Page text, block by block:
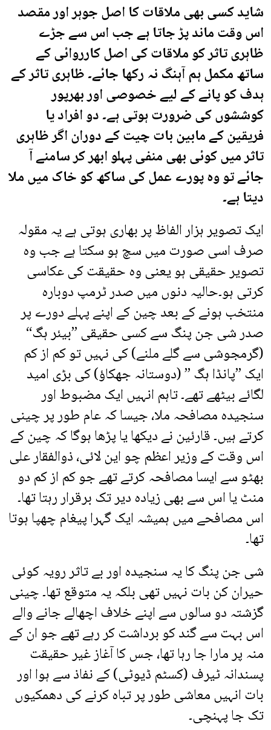
شاید کسی بھی ملاقات کا اصل جوہر اور مقصد
اس وقت ماند پڑ جاتا ہے جب اس سے جڑے
ظاہری تاثر کو ملاقات کی اصل کارروائی کے
ساتھ مکمل ہم آہنگ نہ رکھا جائے۔ ظاہری تاثر کے
ہدف کو پانے کے لیے خصوصی اور بھرپور
کوششوں کی ضرورت ہوتی ہے۔ دو افراد یا
فریقین کے مابین بات چیت کے دوران اگر ظاہری
تاثر میں کوئی بھی منفی پہلو ابھر کر سامنے آ
جائے تو وہ پورے عمل کی ساکھ کو خاک میں ملا
دیتا ہے۔
ایک تصویر ہزار الفاظ پر بھاری ہوتی ہے یہ مقولہ
صرف اسی صورت میں سچ ہو سکتا ہے جب وہ
تصویر حقیقی ہو یعنی وہ حقیقت کی عکاسی
کرتی ہو۔حالیہ دنوں میں صدر ٹرمپ دوبارہ
منتخب ہونے کے بعد چین کے اپنے پہلے دورے پر
صدر شی جن پنگ سے کسی حقیقی ”بیئر ہگ“
(گرمجوشی سے گلے ملنے) کی نہیں تو کم از کم
ایک ’’پانڈا ہگ ’’ (دوستانہ جھکاؤ) کی بڑی امید
لگائے بیٹھے تھے۔ تاہم انہیں ایک مضبوط اور
سنجیدہ مصافحہ ملا، جیسا کہ عام طور پر چینی
کرتے ہیں۔ قارئین نے دیکھا یا پڑھا ہوگا کہ چین کے
اس وقت کے وزیر اعظم چو این لائی، ذوالفقار علی
بھٹو سے ایسا مصافحہ کرتے تھے جو کم از کم دو
منٹ یا اس سے بھی زیادہ دیر تک برقرار رہتا تھا۔
اس مصافحے میں ہمیشہ ایک گہرا پیغام چھپا ہوتا
تھا۔
شی جن پنگ کا یہ سنجیدہ اور بے تاثر رویہ کوئی
حیران کن بات نہیں تھی بلکہ یہ متوقع تھا۔ چینی
گزشتہ دو سالوں سے اپنے خلاف اچھالے جانے والے
اس بہت سے گند کو برداشت کر رہے تھے جو ان کے
منہ پر مارا جا رہا تھا، جس کا آغاز غیر حقیقت
پسندانہ ٹیرف (کسٹم ڈیوٹی) کے نفاذ سے ہوا اور
بات انہیں معاشی طور پر تباہ کرنے کی دھمکیوں
تک جا پہنچی۔